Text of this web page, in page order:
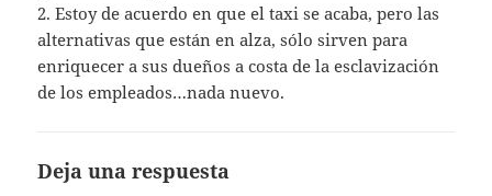
2. Estoy de acuerdo en que el taxi se acaba, pero las
alternativas que están en alza, sólo sirven para
enriquecer a sus dueños a costa de la esclavización
de los empleados…nada nuevo.
Deja una respuesta